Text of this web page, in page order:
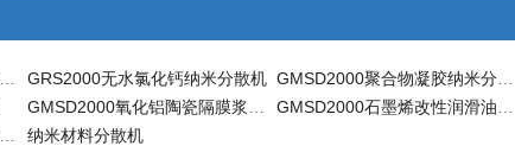
GRS2000无水氯化钙纳米分散机
纳米材料分散机